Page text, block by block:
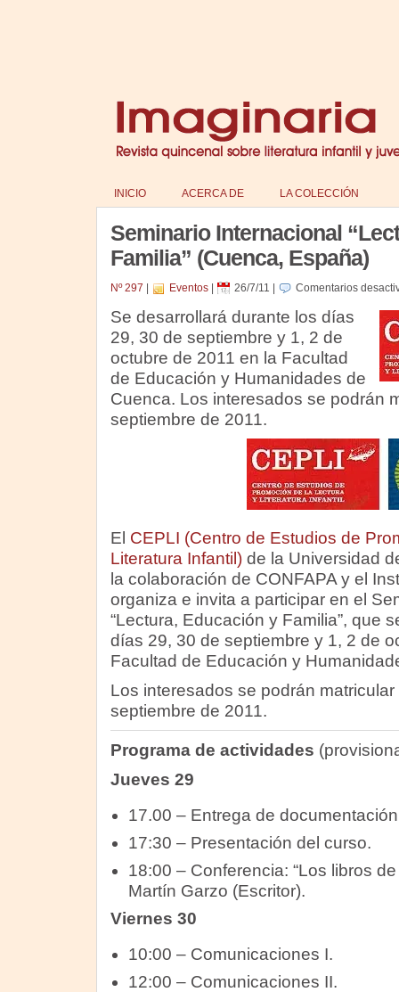
INICIO ACERCA DE LA COLECCIÓN
Seminario Internacional
Familia” (Cuenca, España)
Nº 297 Eventos| 26/7/11 Comentarios
Se desarrollará durante los días
29, 30 de septiembre y 1, 2 de
octubre de 2011 en la Facultad
de Educación y Humanidades de
Cuenca. Los interesados se podrán
septiembre de 2011.
El CEPLI (Centro de Estudios de
Literatura Infantil)de la Universidad
la colaboración de CONFAPA y el
organiza e invita a participar en el
“Lectura, Educación y Familia”, que
días 29, 30 de septiembre y 1, 2 de
Facultad de Educación y
Los interesados se podrán
septiembre de 2011.
Programa de actividades
Jueves 29
17.00 – Entrega de
17:30 – Presentación del curso.
18:00 – Conferencia: “Los libros
Martín Garzo (Escritor).
Viernes 30
10:00 – Comunicaciones I.
12:00 – Comunicaciones II.